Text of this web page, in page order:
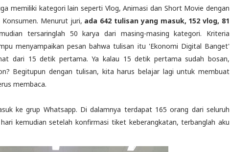
memiliki kategori lain seperti Vlog, Animasi dan Short Movie dengan
Menurut juri, ada 642 tulisan yang masuk, 152 vlog, 81
tersaringlah 50 karya dari masing-masing kategori. Kriteria
menyampaikan pesan bahwa tulisan itu 'Ekonomi Digital Banget'
dari 15 detik pertama. Ya kalau 15 detik pertama sudah bosan,
Begitupun dengan tulisan, kita harus belajar lagi untuk membuat
membaca.
ke grup Whatsapp. Di dalamnya terdapat 165 orang dari seluruh
kemudian setelah konfirmasi tiket keberangkatan, terbanglah aku